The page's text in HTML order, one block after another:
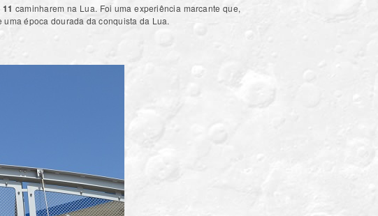
caminharem na Lua. Foi uma experiência marcante que,
época dourada da conquista da Lua.